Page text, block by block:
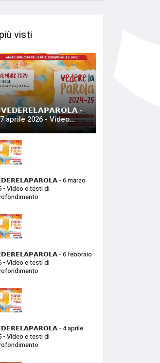
visti
-
aprile 2026 - Video…
- 6 marzo
- Video e testi di
- 6 febbraio
- Video e testi di
- 4 aprile
- Video e testi di